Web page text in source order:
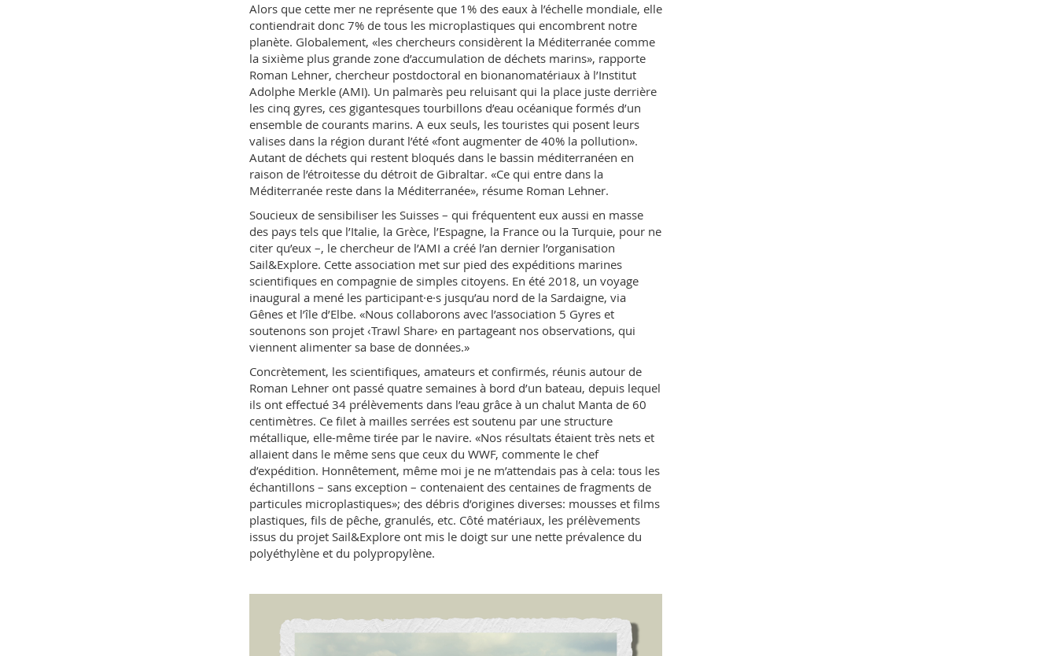
Alors que cette mer ne représente que 1% des eaux à l’échelle mondiale, elle
contiendrait donc 7% de tous les microplastiques qui encombrent notre
planète. Globalement, «les chercheurs considèrent la Méditerranée comme
la sixième plus grande zone d’accumulation de déchets marins», rapporte
Roman Lehner, chercheur postdoctoral en bionanomatériaux à l’Institut
Adolphe Merkle (AMI). Un palmarès peu reluisant qui la place juste derrière
les cinq gyres, ces gigantesques tourbillons d’eau océanique formés d’un
ensemble de courants marins. A eux seuls, les touristes qui posent leurs
valises dans la région durant l’été «font augmenter de 40% la pollution».
Autant de déchets qui restent bloqués dans le bassin méditerranéen en
raison de l’étroitesse du détroit de Gibraltar. «Ce qui entre dans la
Méditerranée reste dans la Méditerranée», résume Roman Lehner.
Soucieux de sensibiliser les Suisses – qui fréquentent eux aussi en masse
des pays tels que l’Italie, la Grèce, l’Espagne, la France ou la Turquie, pour ne
citer qu’eux –, le chercheur de l’AMI a créé l’an dernier l’organisation
Sail&Explore. Cette association met sur pied des expéditions marines
scientifiques en compagnie de simples citoyens. En été 2018, un voyage
inaugural a mené les participant·e·s jusqu’au nord de la Sardaigne, via
Gênes et l’île d’Elbe. «Nous collaborons avec l’association 5 Gyres et
soutenons son projet ‹Trawl Share› en partageant nos observations, qui
viennent alimenter sa base de données.»
Concrètement, les scientifiques, amateurs et confirmés, réunis autour de
Roman Lehner ont passé quatre semaines à bord d’un bateau, depuis lequel
ils ont effectué 34 prélèvements dans l’eau grâce à un chalut Manta de 60
centimètres. Ce filet à mailles serrées est soutenu par une structure
métallique, elle-même tirée par le navire. «Nos résultats étaient très nets et
allaient dans le même sens que ceux du WWF, commente le chef
d’expédition. Honnêtement, même moi je ne m’attendais pas à cela: tous les
échantillons – sans exception – contenaient des centaines de fragments de
particules microplastiques»; des débris d’origines diverses: mousses et films
plastiques, fils de pêche, granulés, etc. Côté matériaux, les prélèvements
issus du projet Sail&Explore ont mis le doigt sur une nette prévalence du
polyéthylène et du polypropylène.